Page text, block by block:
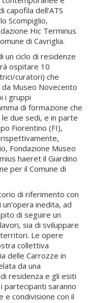
capofila dell’ATS
Scompiglio,
Hic Terminus
di Cavriglia.
un ciclo di residenze
ospitare 10
curatori) che
Museo Novecento
i gruppi
di formazione che
due sedi, e in parte
Fiorentino (FI),
rispettivamente,
Fondazione Museo
haeret il Giardino
per il Comune di
di riferimento con
inedita, ad
di seguire un
sia di sviluppare
Le opere
collettiva
delle Carrozze in
da una
residenza e gli esiti
partecipanti saranno
e condivisione con il